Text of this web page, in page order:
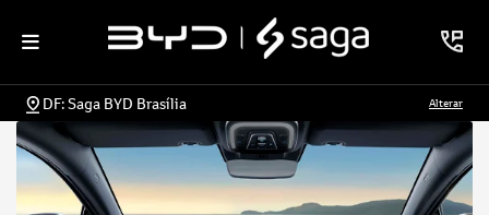
DF: Saga BYD Brasília Alterar